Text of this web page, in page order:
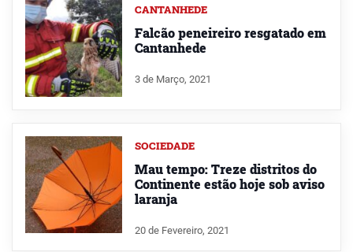
CANTANHEDE
Falcão peneireiro resgatado em
Cantanhede
3 de Março, 2021
SOCIEDADE
Mau tempo: Treze distritos do
Continente estão hoje sob aviso
laranja
20 de Fevereiro, 2021